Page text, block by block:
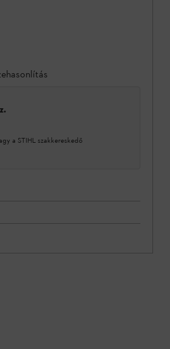
a STIHL szakkereskedő